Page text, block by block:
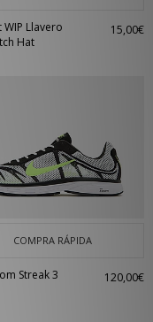
Llavero
Hat
15,00€
COMPRA RÁPIDA
Streak 3 120,00€